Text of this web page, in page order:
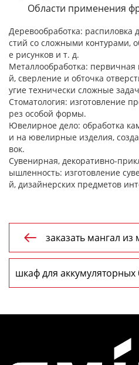
Области применения
Деревообработка: распиловка
стий со сложными контурами,
е рисунков и т. д.
Металлообработка: первичная
й, сверление и обточка
угие технически сложные
Стоматология: изготовление
рез особой формы.
Ювелирное дело: обработка
и на ювелирные изделия,
вок.
Сувенирная, декоративно-
ышленность: изготовление
й, дизайнерских предметов

заказать мангал из
индивидуальному
шкаф для аккумуляторных
Поставщик